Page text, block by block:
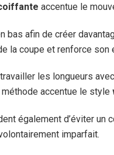
accentue le
bas afin de créer
la coupe et renforce son
les longueurs
accentue le style
également d’éviter un
imparfait.